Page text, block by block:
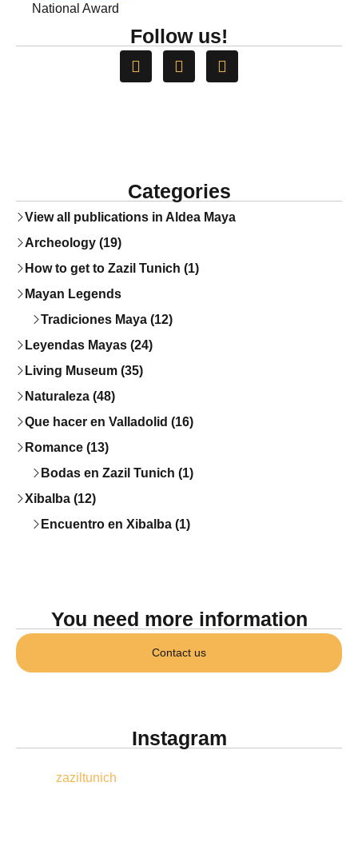
National Award
Follow us!
Categories
View all publications in Aldea Maya
Archeology (19)
How to get to Zazil Tunich (1)
Mayan Legends
Tradiciones Maya (12)
Leyendas Mayas (24)
Living Museum (35)
Naturaleza (48)
Que hacer en Valladolid (16)
Romance (13)
Bodas en Zazil Tunich (1)
Xibalba (12)
Encuentro en Xibalba (1)
You need more information
Contact us
Instagram
zaziltunich